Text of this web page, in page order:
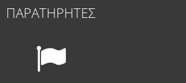
ΠΑΡΑΤΗΡΗΤΕΣ